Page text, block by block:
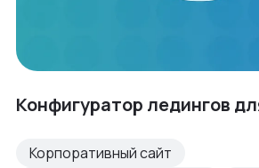
Конфигуратор ледингов
Корпоративный сайт